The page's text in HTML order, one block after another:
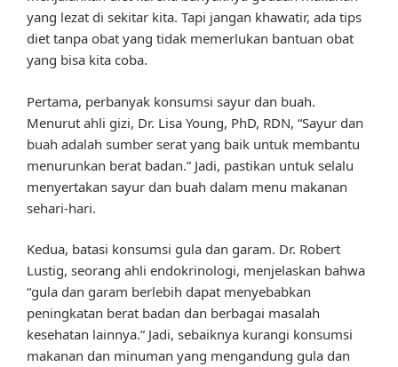
yang lezat di sekitar kita. Tapi jangan khawatir, ada tips
diet tanpa obat yang tidak memerlukan bantuan obat
yang bisa kita coba.
Pertama, perbanyak konsumsi sayur dan buah.
Menurut ahli gizi, Dr. Lisa Young, PhD, RDN, “Sayur dan
buah adalah sumber serat yang baik untuk membantu
menurunkan berat badan.” Jadi, pastikan untuk selalu
menyertakan sayur dan buah dalam menu makanan
sehari-hari.
Kedua, batasi konsumsi gula dan garam. Dr. Robert
Lustig, seorang ahli endokrinologi, menjelaskan bahwa
“gula dan garam berlebih dapat menyebabkan
peningkatan berat badan dan berbagai masalah
kesehatan lainnya.” Jadi, sebaiknya kurangi konsumsi
makanan dan minuman yang mengandung gula dan